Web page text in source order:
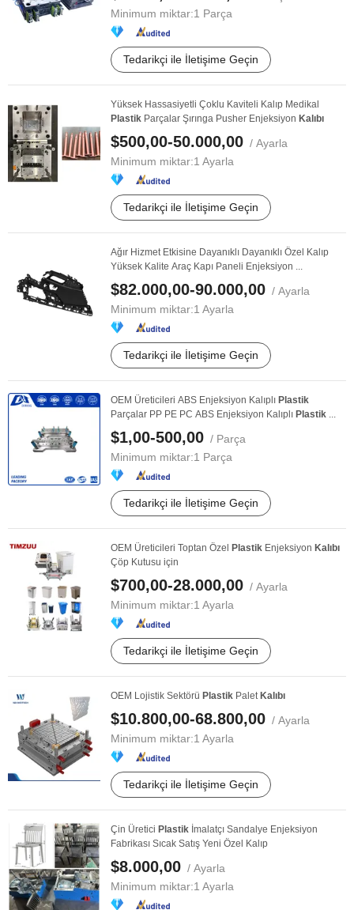
Minimum miktar:1 Parça
Tedarikçi ile İletişime Geçin
Yüksek Hassasiyetli Çoklu Kaviteli Kalıp Medikal
Plastik Parçalar Şırınga Pusher Enjeksiyon Kalıbı
$500,00-50.000,00 / Ayarla
Minimum miktar:1 Ayarla
Tedarikçi ile İletişime Geçin
Ağır Hizmet Etkisine Dayanıklı Dayanıklı Özel Kalıp
Yüksek Kalite Araç Kapı Paneli Enjeksiyon ...
$82.000,00-90.000,00 / Ayarla
Minimum miktar:1 Ayarla
Tedarikçi ile İletişime Geçin
OEM Üreticileri ABS Enjeksiyon Kalıplı Plastik
Parçalar PP PE PC ABS Enjeksiyon Kalıplı Plastik ...
$1,00-500,00 / Parça
Minimum miktar:1 Parça
Tedarikçi ile İletişime Geçin
OEM Üreticileri Toptan Özel Plastik Enjeksiyon Kalıbı
Çöp Kutusu için
$700,00-28.000,00 / Ayarla
Minimum miktar:1 Ayarla
Tedarikçi ile İletişime Geçin
OEM Lojistik Sektörü Plastik Palet Kalıbı
$10.800,00-68.800,00 / Ayarla
Minimum miktar:1 Ayarla
Tedarikçi ile İletişime Geçin
Çin Üretici Plastik İmalatçı Sandalye Enjeksiyon
Fabrikası Sıcak Satış Yeni Özel Kalıp
$8.000,00 / Ayarla
Minimum miktar:1 Ayarla